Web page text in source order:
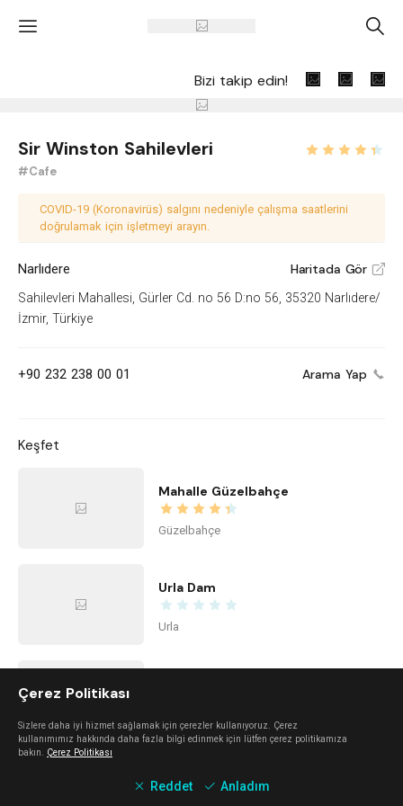
' A
Bizi takip edin!
Sir Winston Sahilevleri
#Cafe
COVID-19 (Koronavirüs) salgını nedeniyle çalışma saatlerini
doğrulamak için işletmeyi arayın.
Narlıdere Haritada Gör V
Sahilevleri Mahallesi, Gürler Cd. no 56 D:no 56, 35320 Narlıdere/
İzmir, Türkiye
+90 232 238 00 01 Arama Yap
Keşfet
Mahalle Güzelbahçe
Güzelbahçe
Urla Dam
Urla
Alaçatı
Mali Beach
Çerez Politikası
Sizlere daha iyi hizmet sağlamak için çerezler kullanıyoruz. Çerez
kullanımımız hakkında daha fazla bilgi edinmek için lütfen çerez politikamıza
bakın. Çerez Politikası
Reddet Anladım